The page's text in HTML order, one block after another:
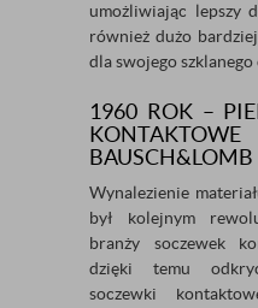
umożliwiając lepszy
również dużo
dla swojego
1960 ROK –
BAUSCH&LOMB
Wynalezienie
był kolejnym
branży soczewek
dzięki temu
soczewki